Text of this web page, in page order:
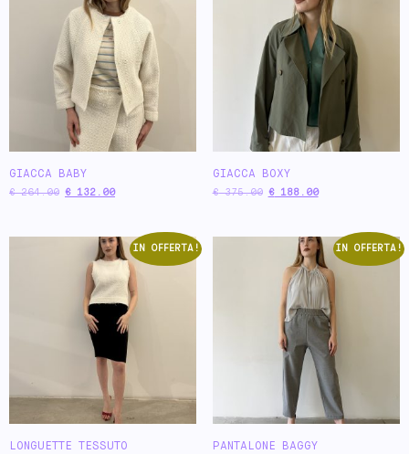
GIACCA BABY
€264.00 € 132.00
GIACCA BOXY
€375.00 €188.00
IN OFFERTA!
LONGUETTE TESSUTO
IN OFFERTA!
PANTALONE BAGGY